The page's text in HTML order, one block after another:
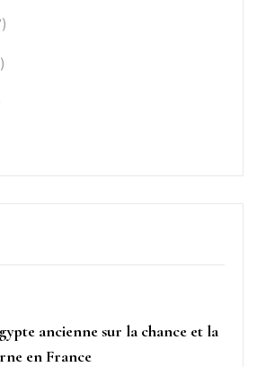
ancienne sur la chance et la
en France